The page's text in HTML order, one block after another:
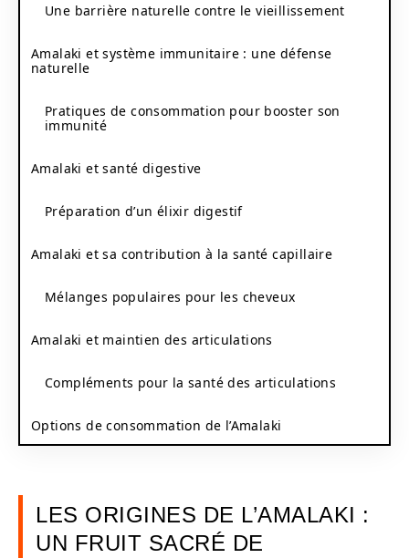
Une barrière naturelle contre le vieillissement
Amalaki et système immunitaire : une défense
naturelle
Pratiques de consommation pour booster son
immunité
Amalaki et santé digestive
Préparation d’un élixir digestif
Amalaki et sa contribution à la santé capillaire
Mélanges populaires pour les cheveux
Amalaki et maintien des articulations
Compléments pour la santé des articulations
Options de consommation de l’Amalaki
LES ORIGINES DE L’AMALAKI :
UN FRUIT SACRÉ DE